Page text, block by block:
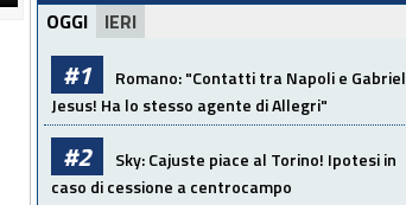
OGGI IERI
#1
Romano: "Contatti tra Napoli e Gabriel
Jesus! Ha lo stesso agente di Allegri"
#2
Sky: Cajuste piace al Torino! Ipotesi in
caso di cessione a centrocampo